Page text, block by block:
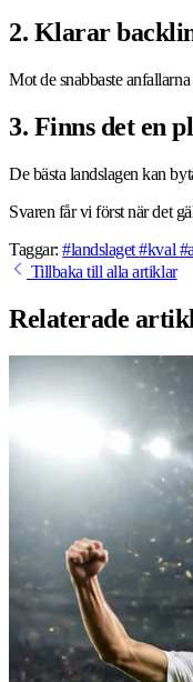
2. Klarar
Mot de snabbaste
3. Finns det en
De bästa landslagen kan
Svaren får vi först när det
Taggar: #landslaget#kval
Tillbaka till alla artiklar
Relaterade